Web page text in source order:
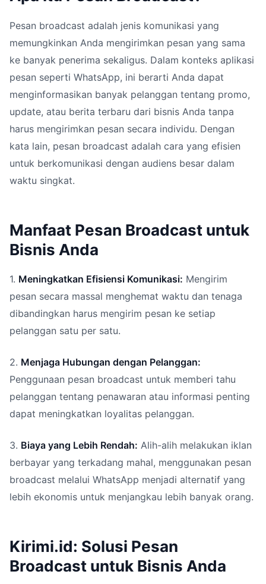
Pesan broadcast adalah jenis komunikasi yang
memungkinkan Anda mengirimkan pesan yang sama
ke banyak penerima sekaligus. Dalam konteks aplikasi
pesan seperti WhatsApp, ini berarti Anda dapat
menginformasikan banyak pelanggan tentang promo,
update, atau berita terbaru dari bisnis Anda tanpa
harus mengirimkan pesan secara individu. Dengan
kata lain, pesan broadcast adalah cara yang efisien
untuk berkomunikasi dengan audiens besar dalam
waktu singkat.
Manfaat Pesan Broadcast untuk
Bisnis Anda
1. Meningkatkan Efisiensi Komunikasi: Mengirim
pesan secara massal menghemat waktu dan tenaga
dibandingkan harus mengirim pesan ke setiap
pelanggan satu per satu.
2. Menjaga Hubungan dengan Pelanggan:
Penggunaan pesan broadcast untuk memberi tahu
pelanggan tentang penawaran atau informasi penting
dapat meningkatkan loyalitas pelanggan.
3. Biaya yang Lebih Rendah: Alih-alih melakukan iklan
berbayar yang terkadang mahal, menggunakan pesan
broadcast melalui WhatsApp menjadi alternatif yang
lebih ekonomis untuk menjangkau lebih banyak orang.
Kirimi.id: Solusi Pesan
Broadcast untuk Bisnis Anda